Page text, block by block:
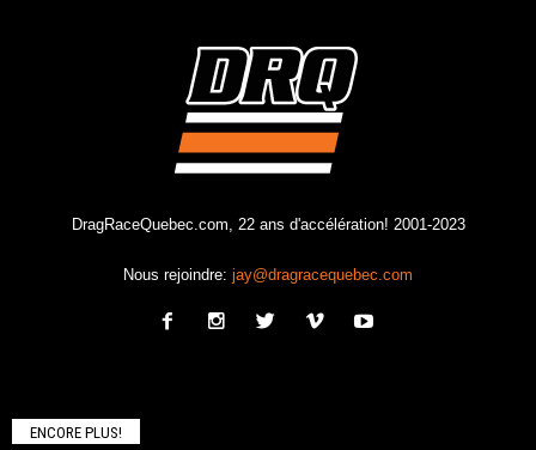
DragRaceQuebec.com, 22 ans d'accélération! 2001-2023
Nous rejoindre: jay@dragracequebec.com
ENCORE PLUS!